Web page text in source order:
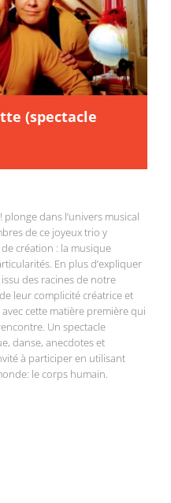
(spectacle
plonge dans l’univers musical
de ce joyeux trio y
création : la musique
En plus d’expliquer
des racines de notre
leur complicité créatrice et
cette matière première qui
Un spectacle
danse, anecdotes et
à participer en utilisant
le corps humain.